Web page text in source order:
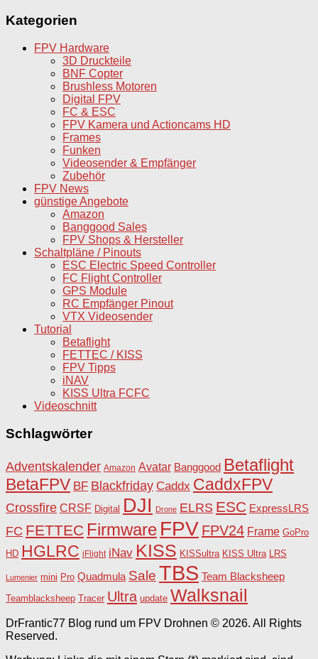
Kategorien
FPV Hardware
3D Druckteile
BNF Copter
Brushless Motoren
Digital FPV
FC & ESC
FPV Kamera und Actioncams HD
Frames
Funken
Videosender & Empfänger
Zubehör
FPV News
günstige Angebote
Amazon
Banggood Sales
FPV Shops & Hersteller
Schaltpläne / Pinouts
ESC Electric Speed Controller
FC Flight Controller
GPS Module
RC Empfänger Pinout
VTX Videosender
Tutorial
Betaflight
FETTEC / KISS
FPV Tipps
iNAV
KISS Ultra FCFC
Videoschnitt
Schlagwörter
Adventskalender Amazon Avatar Banggood Betaflight
BetaFPV BF Blackfriday Caddx CaddxFPV
Crossfire CRSF Digital DJI Drone ELRS ESC ExpressLRS
FC FETTEC Firmware FPV FPV24 Frame GoPro
HD HGLRC iFlight iNav KISS KISSultra KISS Ultra LRS
Lumenier mini Pro Quadmula Sale TBS Team Blacksheep
Teamblacksheep Tracer Ultra update Walksnail
DrFrantic77 Blog rund um FPV Drohnen © 2026. All Rights
Reserved.